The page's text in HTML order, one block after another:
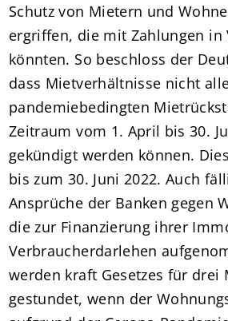
Schutz von Mietern und
ergriffen, die mit Zahlungen in
könnten. So beschloss der
dass Mietverhältnisse nicht
pandemiebedingten
Zeitraum vom 1. April bis 30.
gekündigt werden können.
bis zum 30. Juni 2022. Auch
Ansprüche der Banken gegen
die zur Finanzierung ihrer
Verbraucherdarlehen
werden kraft Gesetzes für drei
gestundet, wenn der